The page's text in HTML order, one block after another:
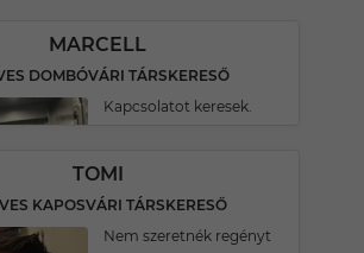
MARCELL
DOMBÓVÁRI TÁRSKERESŐ
Kapcsolatot keresek.
TOMI
KAPOSVÁRI TÁRSKERESŐ
Nem szeretnék regényt